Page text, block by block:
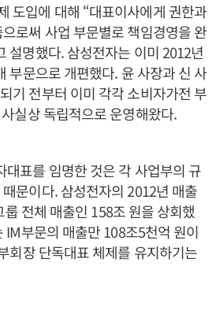
도입에 대해 “대표이사에게 권한과
로써 사업 부문별로 책임경영을 완
설명했다. 삼성전자는 이미 2012년
부문으로 개편했다. 윤 사장과 신 사
기 전부터 이미 각각 소비자가전 부
실상 독립적으로 운영해왔다.
대표를 임명한 것은 각 사업부의 규
문이다. 삼성전자의 2012년 매출
전체 매출인 158조 원을 상회했
IM부문의 매출만 108조5천억 원이
회장 단독대표 체제를 유지하기는